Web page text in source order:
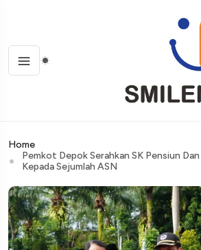
Home
Pemkot Depok Serahkan SK Pensiun
Kepada Sejumlah ASN